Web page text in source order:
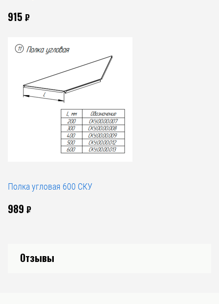
915 ₽
Полка угловая 600 СКУ
989 ₽
Отзывы